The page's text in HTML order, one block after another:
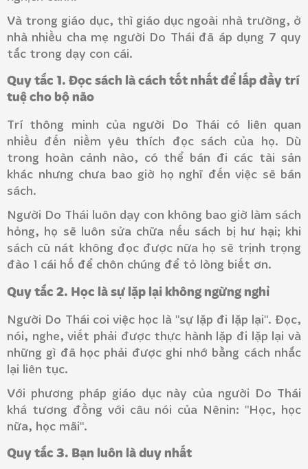
Và trong giáo dục, thì giáo dục ngoài nhà trường, ở
nhà nhiều cha mẹ người Do Thái đã áp dụng 7 quy
tắc trong dạy con cái.
Quy tắc 1. Đọc sách là cách tốt nhất để lấp đầy trí
tuệ cho bộ não
Trí thông minh của người Do Thái có liên quan
nhiều đến niềm yêu thích đọc sách của họ. Dù
trong hoàn cảnh nào, có thể bán đi các tài sản
khác nhưng chưa bao giờ họ nghĩ đến việc sẽ bán
sách.
Người Do Thái luôn dạy con không bao giờ làm sách
hỏng, họ sẽ luôn sửa chữa nếu sách bị hư hại; khi
sách cũ nát không đọc được nữa họ sẽ trịnh trọng
đào 1 cái hố để chôn chúng để tỏ lòng biết ơn.
Quy tắc 2. Học là sự lặp lại không ngừng nghỉ
Người Do Thái coi việc học là "sự lặp đi lặp lại". Đọc,
nói, nghe, viết phải được thực hành lặp đi lặp lại và
những gì đã học phải được ghi nhớ bằng cách nhắc
lại liên tục.
Với phương pháp giáo dục này của người Do Thái
khá tương đồng với câu nói của Nênin: "Học, học
nữa, học mãi".
Quy tắc 3. Bạn luôn là duy nhất